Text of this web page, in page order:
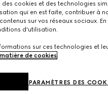
des cookies et des technologies
qui en est faite, contribuer à
sur vos réseaux sociaux.
d'utilisation.
sur ces technologies et
de cookies.
PARAMÈTRES DES